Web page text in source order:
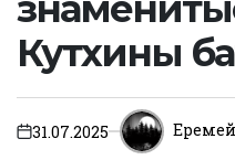
Кутхины
on31.07.2025